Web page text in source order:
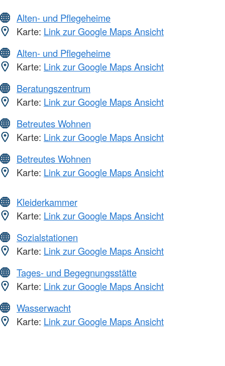
Alten- und Pflegeheime
Karte: Link zur Google Maps Ansicht
Alten- und Pflegeheime
Karte: Link zur Google Maps Ansicht
Beratungszentrum
Karte: Link zur Google Maps Ansicht
Betreutes Wohnen
Karte: Link zur Google Maps Ansicht
Betreutes Wohnen
Karte: Link zur Google Maps Ansicht
Kleiderkammer
Karte: Link zur Google Maps Ansicht
Sozialstationen
Karte: Link zur Google Maps Ansicht
Tages- und Begegnungsstätte
Karte: Link zur Google Maps Ansicht
Wasserwacht
Karte: Link zur Google Maps Ansicht